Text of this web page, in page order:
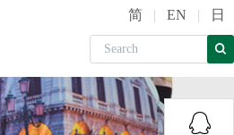
简 | EN | 日